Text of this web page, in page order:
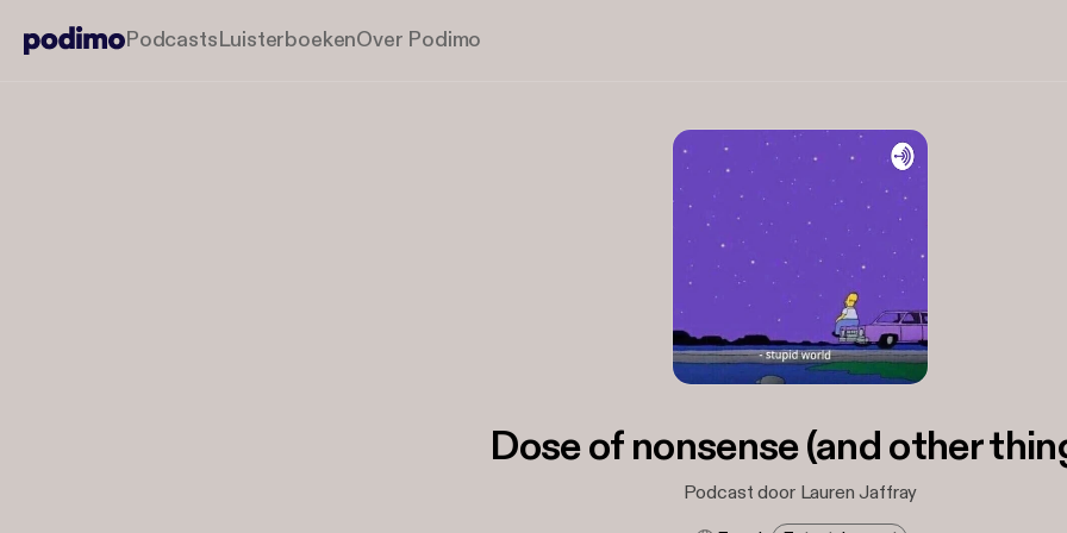
PodcastsLuisterboekenOver Podimo
Dose of nonsense (and other
Podcast door Lauren Jaffray